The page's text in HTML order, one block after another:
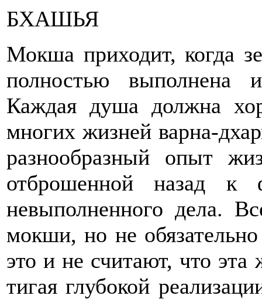
БХАШЬЯ
Мокша приходит, когда
полностью выполнена
Каждая душа должна
многих жизней варна-
разнообразный опыт
отброшенной назад к
невыполненного дела.
мокши, но не
это и не считают, что
тигая глубокой